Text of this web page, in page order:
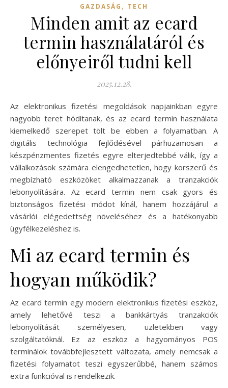
GAZDASÁG , TECH
Minden amit az ecard
termin használatáról és
előnyeiről tudni kell
2025.12.28.
Az elektronikus fizetési megoldások napjainkban egyre
nagyobb teret hódítanak, és az ecard termin használata
kiemelkedő szerepet tölt be ebben a folyamatban. A
digitális technológia fejlődésével párhuzamosan a
készpénzmentes fizetés egyre elterjedtebbé válik, így a
vállalkozások számára elengedhetetlen, hogy korszerű és
megbízható eszközöket alkalmazzanak a tranzakciók
lebonyolítására. Az ecard termin nem csak gyors és
biztonságos fizetési módot kínál, hanem hozzájárul a
vásárlói elégedettség növeléséhez és a hatékonyabb
ügyfélkezeléshez is.
Mi az ecard termin és
hogyan működik?
Az ecard termin egy modern elektronikus fizetési eszköz,
amely lehetővé teszi a bankkártyás tranzakciók
lebonyolítását személyesen, üzletekben vagy
szolgáltatóknál. Ez az eszköz a hagyományos POS
terminálok továbbfejlesztett változata, amely nemcsak a
fizetési folyamatot teszi egyszerűbbé, hanem számos
extra funkcióval is rendelkezik.